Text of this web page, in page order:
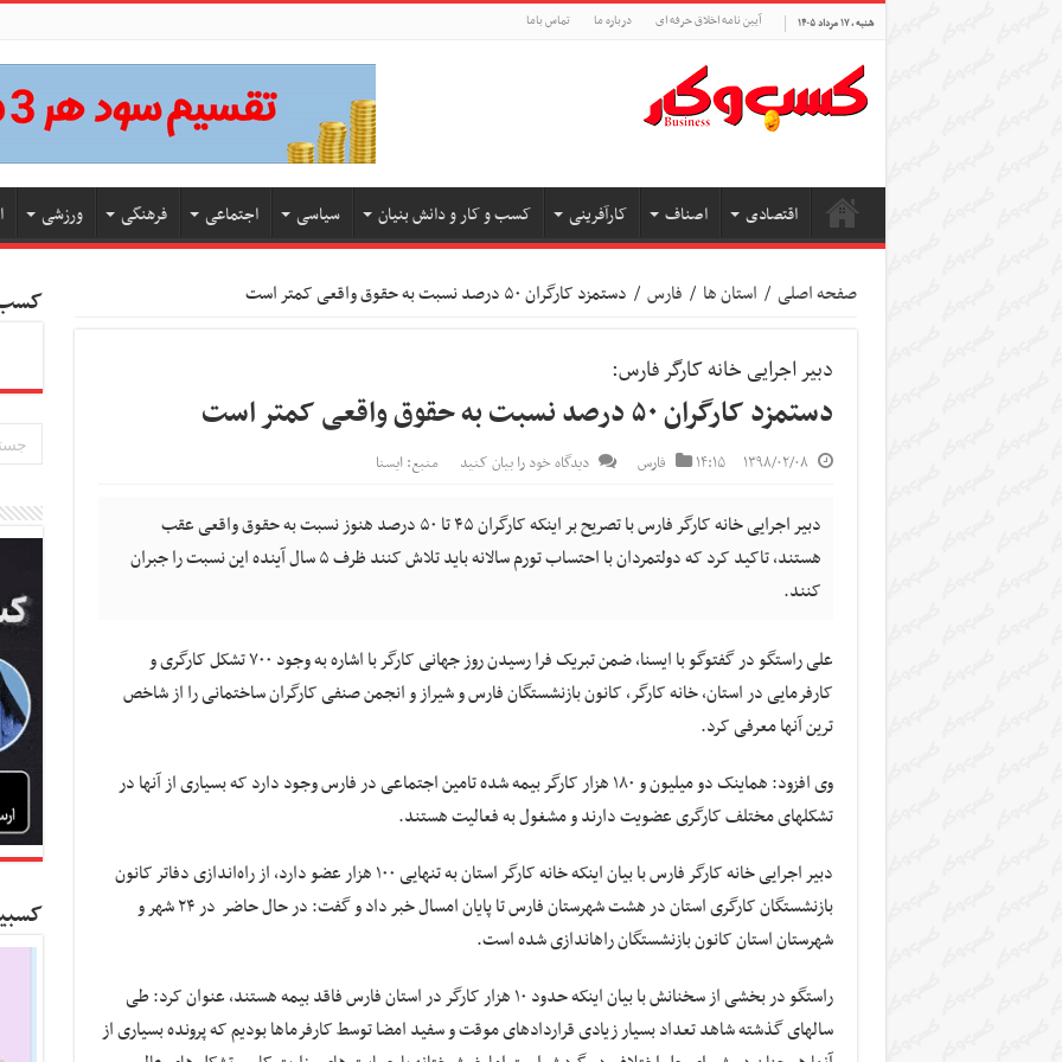
شنبه , ۱۷ مرداد ۱۴۰۵ آیین نامه اخلاق حرفه ای درباره ما تماس باما
اقتصادی اصناف کارآفرینی کسب و کار و دانش بنیان سیاسی اجتماعی فرهنگی ورزشی
صفحه اصلی / استان ها / فارس / دستمزد کارگران ۵۰ درصد نسبت به حقوق واقعی کمتر است
دبیر اجرایی خانه کارگر فارس:
دستمزد کارگران ۵۰ درصد نسبت به حقوق واقعی کمتر است
۱۳۹۸/۰۲/۰۸ ۱۴:۱۵ فارس دیدگاه خود را بیان کنید منبع: ایسنا
دبیر اجرایی خانه کارگر فارس با تصریح بر اینکه کارگران ۴۵ تا ۵۰ درصد هنوز نسبت به حقوق واقعی عقب
هستند، تاکید کرد که دولتمردان با احتساب تورم سالانه باید تلاش کنند ظرف ۵ سال آینده این نسبت را جبران
کنند.
علی راستگو در گفت‎وگو با ایسنا، ضمن تبریک فرا رسیدن روز جهانی کارگر با اشاره به وجود ۷۰۰ تشکل کارگری و
کارفرمایی در استان، خانه کارگر، کانون بازنشستگان فارس و شیراز و انجمن صنفی کارگران ساختمانی را از شاخص
ترین آنها معرفی کرد.
وی افزود: هم‎اینک دو میلیون و ۱۸۰ هزار کارگر بیمه شده تامین اجتماعی در فارس وجود دارد که بسیاری از آنها در
تشکل‎های مختلف کارگری عضویت دارند و مشغول به فعالیت هستند.
دبیر اجرایی خانه کارگر فارس با بیان اینکه خانه کارگر استان به تنهایی ۱۰۰ هزار عضو دارد، از راه‌اندازی دفاتر کانون
بازنشستگان کارگری استان در هشت شهرستان فارس تا پایان امسال خبر داد و گفت: در حال حاضر در ۲۴ شهر و
شهرستان استان کانون بازنشستگان راه‎اندازی شده است.
راستگو در بخشی از سخنانش با بیان اینکه حدود ۱۰ هزار کارگر در استان فارس فاقد بیمه هستند، عنوان کرد: طی
سال‎های گذشته شاهد تعداد بسیار زیادی قراردادهای موقت و سفید امضا توسط کارفرماها بودیم که پرونده بسیاری از
کسب